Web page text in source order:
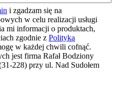
i zgadzam się na
w celu realizacji usługi
mi informacji o produktach,
zgodnie z Polityką
w każdej chwili cofnąć.
jest firma Rafał Bodziony
228) przy ul. Nad Sudołem